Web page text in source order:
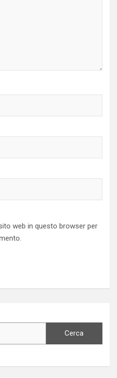
web in questo browser per
Cerca